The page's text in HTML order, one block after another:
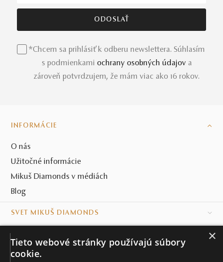
*Chcem sa prihlásiť k odberu newslettera. Súhlasím
s podmienkami ochrany osobných údajov a
zároveň potvrdzujem, že mám viac ako 16 rokov.
INFORMÁCIE
O nás
Užitočné informácie
Mikuš Diamonds v médiách
Blog
SVET MIKUŠ DIAMONDS
KONTAKT
×
Tieto webové stránky používajú súbory
cookie.